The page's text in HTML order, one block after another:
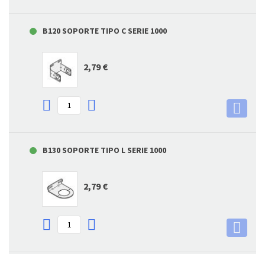
B120 SOPORTE TIPO C SERIE 1000
2,79 €
B130 SOPORTE TIPO L SERIE 1000
2,79 €